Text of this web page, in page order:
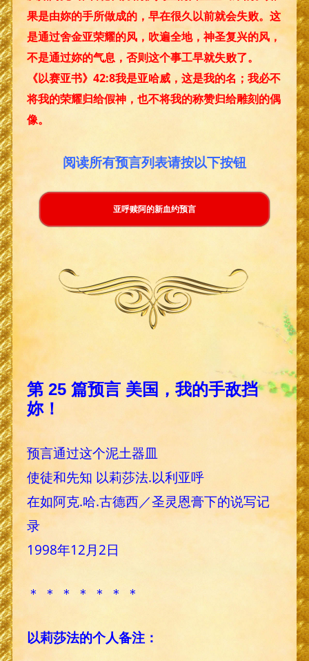
果是由妳的手所做成的，早在很久以前就会失败。这
是通过舍金亚荣耀的风，吹遍全地，神圣复兴的风，
不是通过妳的气息，否则这个事工早就失败了。
《以赛亚书》42:8我是亚哈威，这是我的名；我必不
将我的荣耀归给假神，也不将我的称赞归给雕刻的偶
像。
阅读所有预言列表请按以下按钮
亚呼赎阿的新血约预言
第 25 篇预言 美国，我的手敌挡
妳！
预言通过这个泥土器皿
使徒和先知 以莉莎法.以利亚呼
在如阿克.哈.古德西／圣灵恩膏下的说写记
录
1998年12月2日
＊ ＊ ＊ ＊ ＊ ＊ ＊
以莉莎法的个人备注：